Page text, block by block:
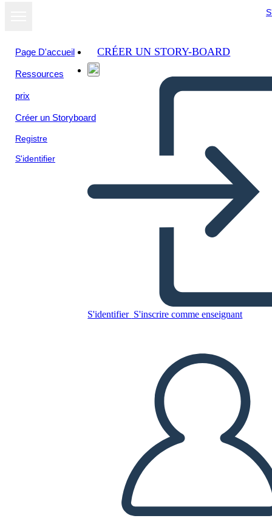
Page D'accueil
Ressources
prix
Créer un Storyboard
Registre
S'identifier
CRÉER UN STORY-BOARD
S'identifier S'inscrire comme enseignant
Copiez ce storyboard
LIRE LE DIAPORAMA
LIS-MOI
Afficher sous
forme de